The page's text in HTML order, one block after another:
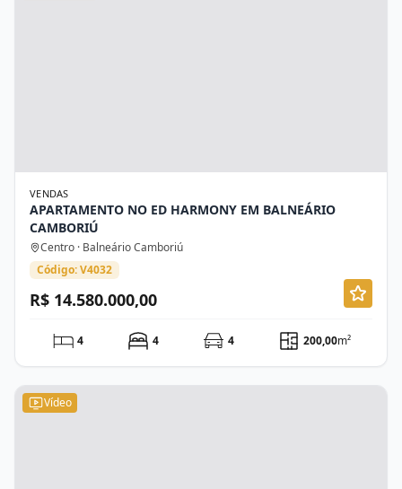
VENDAS
APARTAMENTO NO ED HARMONY EM BALNEÁRIO
CAMBORIÚ
Centro · Balneário Camboriú
Código: V4032
R$ 14.580.000,00
4 4 4 200,00m²
Vídeo